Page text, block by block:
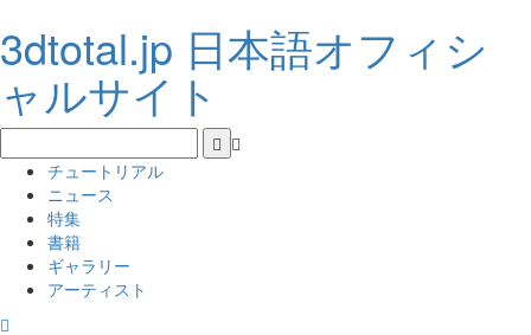
3dtotal.jp 日本語オフィシ
ャルサイト
チュートリアル
ニュース
特集
書籍
ギャラリー
アーティスト